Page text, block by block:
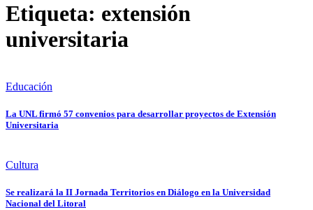
Etiqueta: extensión
universitaria
Educación
La UNL firmó 57 convenios para desarrollar proyectos de Extensión
Universitaria
Cultura
Se realizará la II Jornada Territorios en Diálogo en la Universidad
Nacional del Litoral